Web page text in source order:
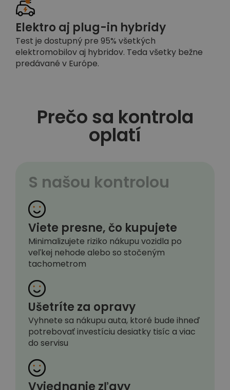
Elektro aj plug-in hybridy
Test je dostupný pre 95% všetkých
elektromobilov aj hybridov. Teda všetky bežne
predávané v Európe.
Prečo sa kontrola
oplatí
S našou kontrolou
Viete presne, čo kupujete
Minimalizujete riziko nákupu vozidla po
veľkej nehode alebo so stočeným
tachometrom
Ušetríte za opravy
Vyhnete sa nákupu auta, ktoré bude ihneď
potrebovať investíciu desiatky tisíc a viac
do servisu
Vyjednanie zľavy